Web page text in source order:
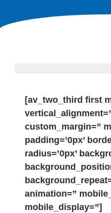
[av_two_third first
custom_margin=”
padding=’0px’
radius=’0px’
animation=”
mobile_display=”]